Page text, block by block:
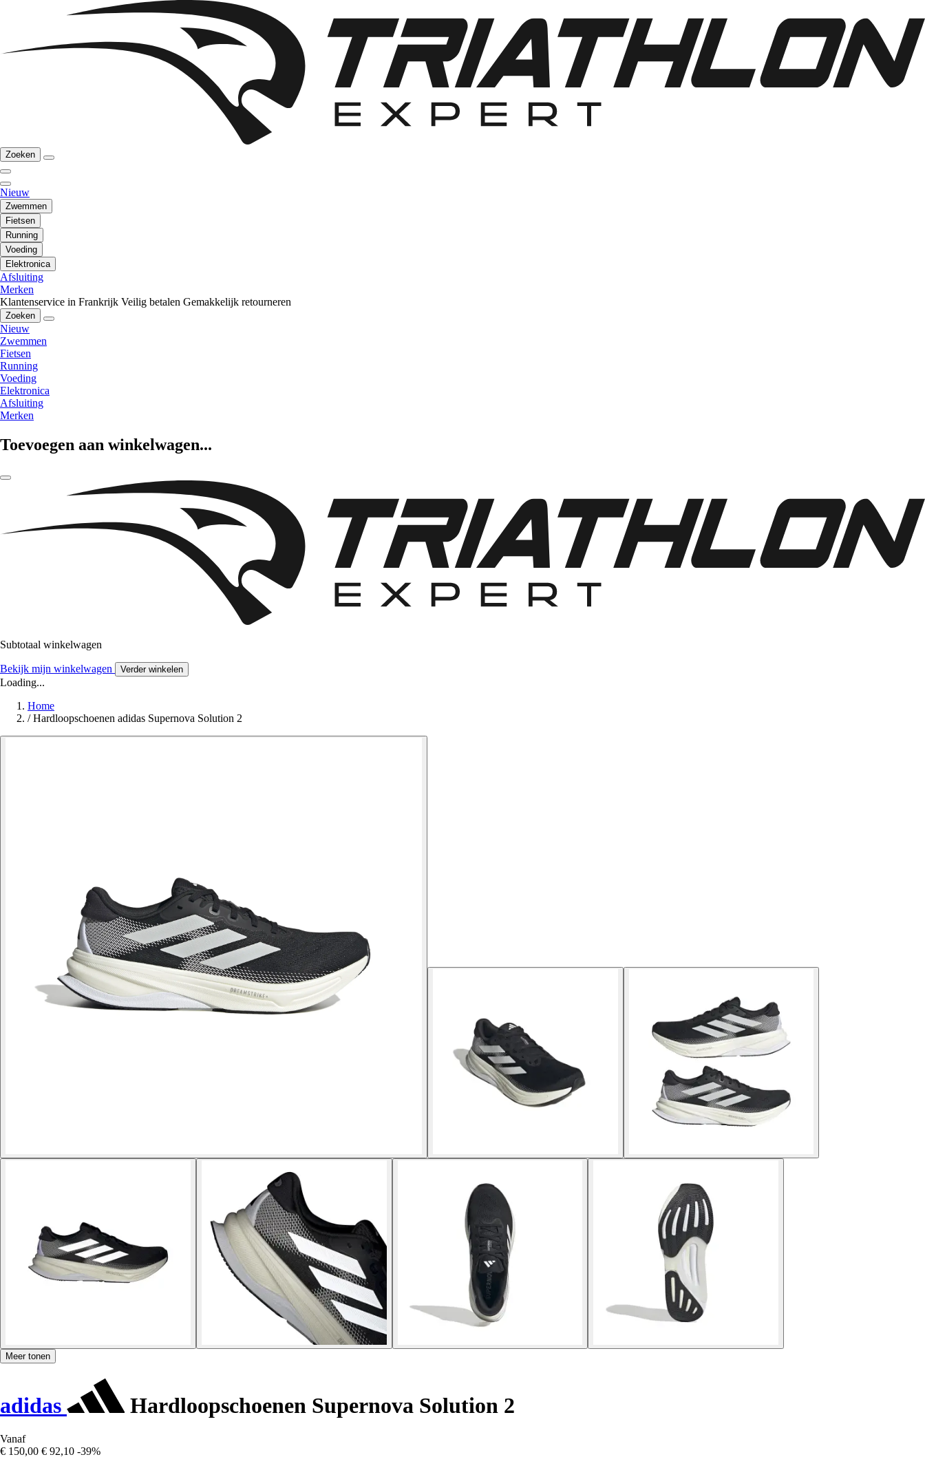
Zoeken
Nieuw
Zwemmen
Fietsen
Running
Voeding
Elektronica
Afsluiting
Merken
Klantenservice in Frankrijk Veilig betalen Gemakkelijk retourneren
Zoeken
Nieuw
Zwemmen
Fietsen
Running
Voeding
Elektronica
Afsluiting
Merken
Toevoegen aan winkelwagen...
Subtotaal winkelwagen
Bekijk mijn winkelwagen Verder winkelen
Loading...
Home
/ Hardloopschoenen adidas Supernova Solution 2
Meer tonen
adidas Hardloopschoenen Supernova Solution 2
Vanaf
€ 150,00 € 92,10 -39%